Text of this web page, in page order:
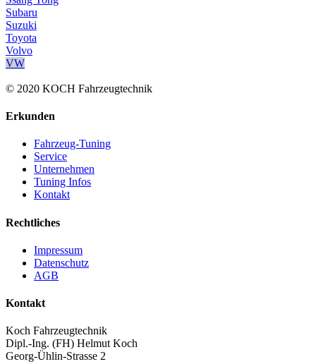
Subaru
Suzuki
Toyota
Volvo
VW
© 2020 KOCH Fahrzeugtechnik
Erkunden
Fahrzeug-Tuning
Service
Unternehmen
Tuning Infos
Kontakt
Rechtliches
Impressum
Datenschutz
AGB
Kontakt
Koch Fahrzeugtechnik
Dipl.-Ing. (FH) Helmut Koch
Georg-Ühlin-Strasse 2